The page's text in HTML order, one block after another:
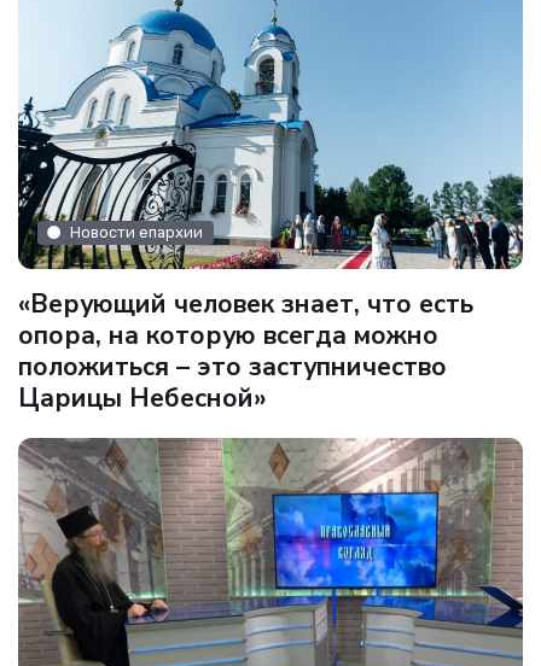
Новости епархии
«Верующий человек знает, что есть
опора, на которую всегда можно
положиться – это заступничество
Царицы Небесной»